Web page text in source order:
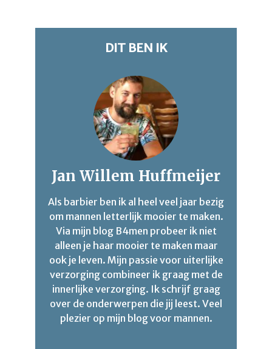
DIT BEN IK
Jan Willem Huffmeijer
Als barbier ben ik al heel veel jaar bezig
om mannen letterlijk mooier te maken.
Via mijn blog B4men probeer ik niet
alleen je haar mooier te maken maar
ook je leven. Mijn passie voor uiterlijke
verzorging combineer ik graag met de
innerlijke verzorging. Ik schrijf graag
over de onderwerpen die jij leest. Veel
plezier op mijn blog voor mannen.